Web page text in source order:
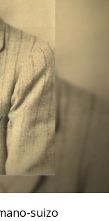
suizo